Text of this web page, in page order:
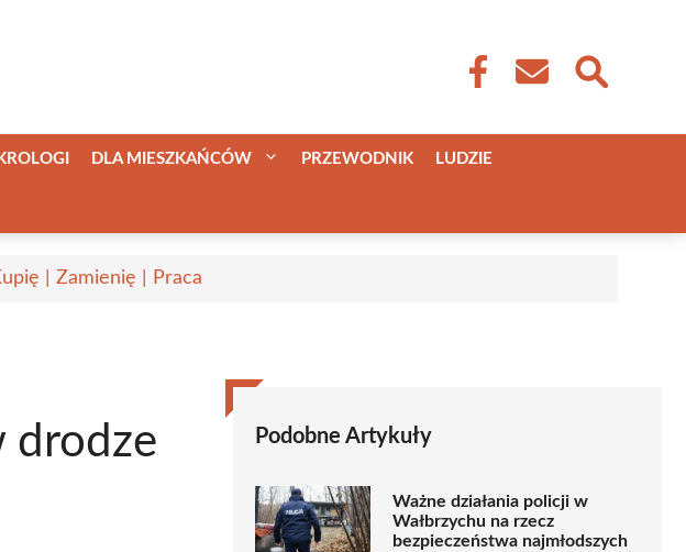
DLA MIESZKAŃCÓW PRZEWODNIK LUDZIE
| Zamienię | Praca
drodze
Podobne Artykuły
Ważne działania policji w
Wałbrzychu na rzecz
bezpieczeństwa najmłodszych